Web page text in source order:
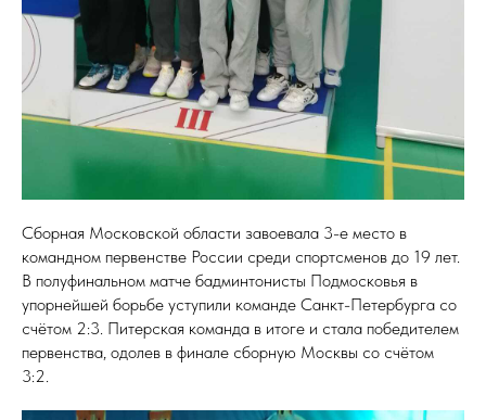
Сборная Московской области завоевала 3-е место в
командном первенстве России среди спортсменов до 19 лет.
В полуфинальном матче бадминтонисты Подмосковья в
упорнейшей борьбе уступили команде Санкт-Петербурга со
счётом 2:3. Питерская команда в итоге и стала победителем
первенства, одолев в финале сборную Москвы со счётом
3:2.